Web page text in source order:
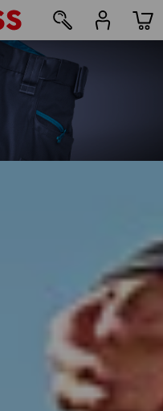
& broderi – från 1 styck
enkelt online nu
läs mer
94